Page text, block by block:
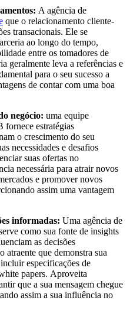
A agência de
que o relacionamento cliente-
transacionais. Ele se
ao longo do tempo,
entre os tomadores de
geralmente leva a referências e
para o seu sucesso a
de contar com uma boa
negócio: uma equipe
fornece estratégias
o crescimento do seu
necessidades e desafios
suas ofertas no
necessária para atrair novos
e promover novos
assim uma vantagem
informadas: Uma agência de
como sua fonte de insights
as decisões
atraente que demonstra sua
especificações de
papers. Aproveita
que a sua mensagem chegue
assim a sua influência no